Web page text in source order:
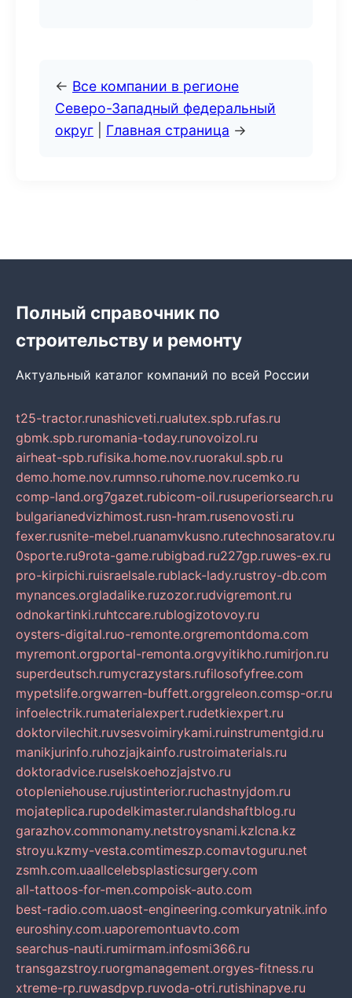
← Все компании в регионе
Северо-Западный федеральный
округ
Главная страница →
Полный справочник по
строительству и ремонту
Актуальный каталог компаний по всей России
t25-tractor.runashicveti.rualutex.spb.rufas.ru
gbmk.spb.ruromania-today.runovoizol.ru
airheat-spb.rufisika.home.nov.ruorakul.spb.ru
demo.home.nov.rumnso.ruhome.nov.rucemko.ru
comp-land.org7gazet.rubicom-oil.rusuperiorsearch.ru
bulgarianedvizhimost.rusn-hram.rusenovosti.ru
fexer.rusnite-mebel.ruanamvkusno.rutechnosaratov.ru
0sporte.ru9rota-game.rubigbad.ru227gp.ruwes-ex.ru
pro-kirpichi.ruisraelsale.rublack-lady.rustroy-db.com
mynances.orgladalike.ruzozor.rudvigremont.ru
odnokartinki.ruhtccare.rublogizotovoy.ru
oysters-digital.ruo-remonte.orgremontdoma.com
myremont.orgportal-remonta.orgvyitikho.rumirjon.ru
superdeutsch.rumycrazystars.rufilosofyfree.com
mypetslife.orgwarren-buffett.orggreleon.comsp-or.ru
infoelectrik.rumaterialexpert.rudetkiexpert.ru
doktorvilechit.ruvsesvoimirykami.ruinstrumentgid.ru
manikjurinfo.ruhozjajkainfo.rustroimaterials.ru
doktoradvice.ruselskoehozjajstvo.ru
otopleniehouse.rujustinterior.ruchastnyjdom.ru
mojateplica.rupodelkimaster.rulandshaftblog.ru
garazhov.commonamy.netstroysnami.kzlcna.kz
stroyu.kzmy-vesta.comtimeszp.comavtoguru.net
zsmh.com.uaallcelebsplasticsurgery.com
all-tattoos-for-men.compoisk-auto.com
best-radio.com.uaost-engineering.comkuryatnik.info
euroshiny.com.uaporemontuavto.com
searchus-nauti.rumirmam.infosmi366.ru
transgazstroy.ruorgmanagement.orgyes-fitness.ru
xtreme-rp.ruwasdpvp.ruvoda-otri.rutishinapve.ru